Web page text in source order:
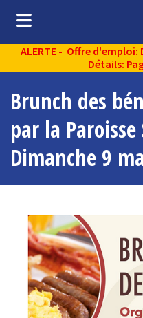
(Découvrir )
(Services aux citoyens )
(Partenaires )
(Loisirs et vie
ALERTE - Offre
Détails:
Brunch des
par la
Dimanche 9